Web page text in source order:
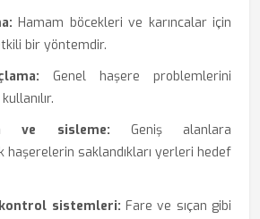
Hamam böcekleri ve karıncalar için
bir yöntemdir.
Genel haşere problemlerini
ve sisleme: Geniş alanlara
haşerelerin saklandıkları yerleri hedef
sistemleri: Fare ve sıçan gibi